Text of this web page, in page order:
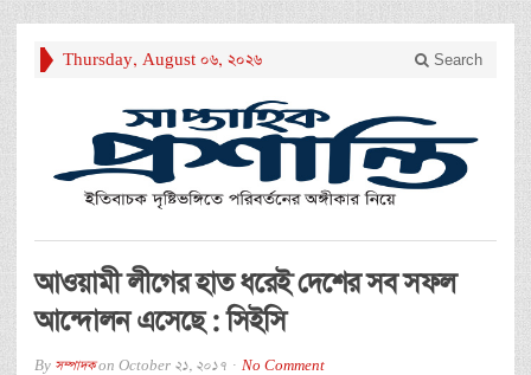
Thursday, August 06, 2026 Search
আওয়ামী লীগের হাত ধরেই দেশের সব সফল
আন্দোলন এসেছে : সিইসি
By সম্পাদকon October 21, 2017 No Comment